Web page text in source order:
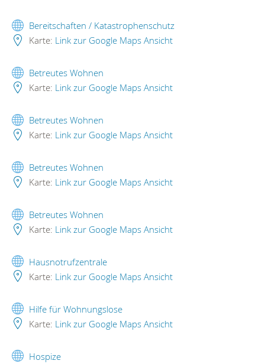
Bereitschaften / Katastrophenschutz
Karte: Link zur Google Maps Ansicht
Betreutes Wohnen
Karte: Link zur Google Maps Ansicht
Betreutes Wohnen
Karte: Link zur Google Maps Ansicht
Betreutes Wohnen
Karte: Link zur Google Maps Ansicht
Betreutes Wohnen
Karte: Link zur Google Maps Ansicht
Hausnotrufzentrale
Karte: Link zur Google Maps Ansicht
Hilfe für Wohnungslose
Karte: Link zur Google Maps Ansicht
Hospize